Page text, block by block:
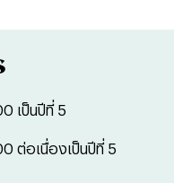
เป็นปีที่ 5
ต่อเนื่องเป็นปีที่ 5